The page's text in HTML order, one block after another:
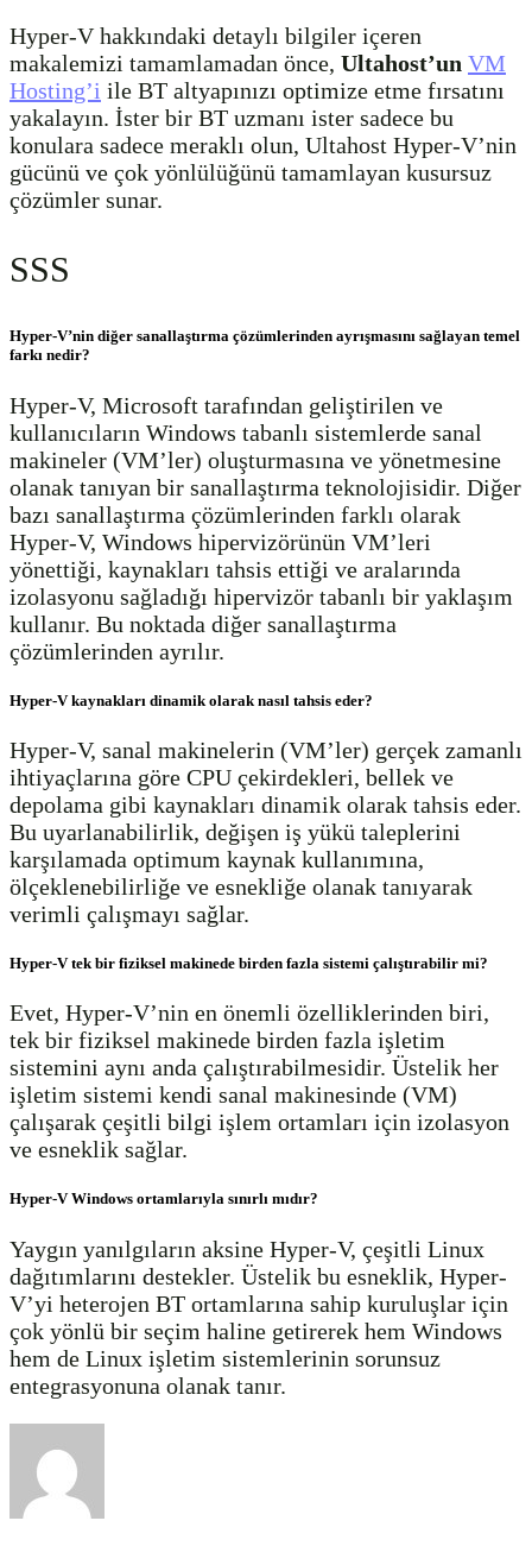
Hyper-V hakkındaki detaylı bilgiler içeren
makalemizi tamamlamadan önce, Ultahost’un VM
Hosting’i ile BT altyapınızı optimize etme fırsatını
yakalayın. İster bir BT uzmanı ister sadece bu
konulara sadece meraklı olun, Ultahost Hyper-V’nin
gücünü ve çok yönlülüğünü tamamlayan kusursuz
çözümler sunar.
SSS
Hyper-V’nin diğer sanallaştırma çözümlerinden ayrışmasını sağlayan temel
farkı nedir?
Hyper-V, Microsoft tarafından geliştirilen ve
kullanıcıların Windows tabanlı sistemlerde sanal
makineler (VM’ler) oluşturmasına ve yönetmesine
olanak tanıyan bir sanallaştırma teknolojisidir. Diğer
bazı sanallaştırma çözümlerinden farklı olarak
Hyper-V, Windows hipervizörünün VM’leri
yönettiği, kaynakları tahsis ettiği ve aralarında
izolasyonu sağladığı hipervizör tabanlı bir yaklaşım
kullanır. Bu noktada diğer sanallaştırma
çözümlerinden ayrılır.
Hyper-V kaynakları dinamik olarak nasıl tahsis eder?
Hyper-V, sanal makinelerin (VM’ler) gerçek zamanlı
ihtiyaçlarına göre CPU çekirdekleri, bellek ve
depolama gibi kaynakları dinamik olarak tahsis eder.
Bu uyarlanabilirlik, değişen iş yükü taleplerini
karşılamada optimum kaynak kullanımına,
ölçeklenebilirliğe ve esnekliğe olanak tanıyarak
verimli çalışmayı sağlar.
Hyper-V tek bir fiziksel makinede birden fazla sistemi çalıştırabilir mi?
Evet, Hyper-V’nin en önemli özelliklerinden biri,
tek bir fiziksel makinede birden fazla işletim
sistemini aynı anda çalıştırabilmesidir. Üstelik her
işletim sistemi kendi sanal makinesinde (VM)
çalışarak çeşitli bilgi işlem ortamları için izolasyon
ve esneklik sağlar.
Hyper-V Windows ortamlarıyla sınırlı mıdır?
Yaygın yanılgıların aksine Hyper-V, çeşitli Linux
dağıtımlarını destekler. Üstelik bu esneklik, Hyper-
V’yi heterojen BT ortamlarına sahip kuruluşlar için
çok yönlü bir seçim haline getirerek hem Windows
hem de Linux işletim sistemlerinin sorunsuz
entegrasyonuna olanak tanır.